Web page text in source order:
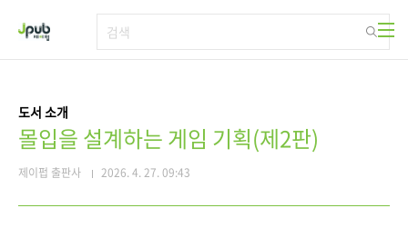
도서 소개
몰입을 설계하는 게임 기획(제2판)
제이펍 출판사 2026. 4. 27. 09:43